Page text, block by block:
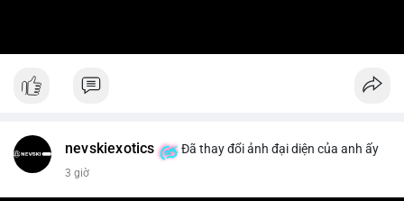
nevskiexotics Đã thay đổi ảnh đại diện của anh ấy
3 giờ